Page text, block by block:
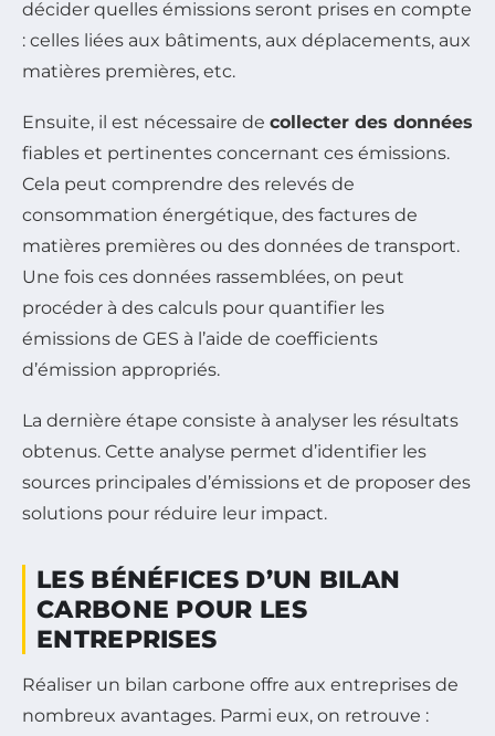
décider quelles émissions seront prises en compte
: celles liées aux bâtiments, aux déplacements, aux
matières premières, etc.
Ensuite, il est nécessaire de collecter des données
fiables et pertinentes concernant ces émissions.
Cela peut comprendre des relevés de
consommation énergétique, des factures de
matières premières ou des données de transport.
Une fois ces données rassemblées, on peut
procéder à des calculs pour quantifier les
émissions de GES à l’aide de coefficients
d’émission appropriés.
La dernière étape consiste à analyser les résultats
obtenus. Cette analyse permet d’identifier les
sources principales d’émissions et de proposer des
solutions pour réduire leur impact.
LES BÉNÉFICES D’UN BILAN
CARBONE POUR LES
ENTREPRISES
Réaliser un bilan carbone offre aux entreprises de
nombreux avantages. Parmi eux, on retrouve :